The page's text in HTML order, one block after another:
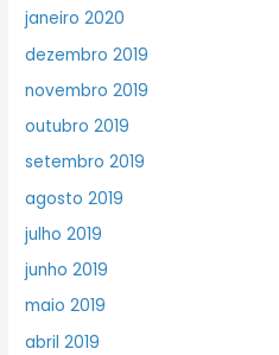
janeiro 2020
dezembro 2019
novembro 2019
outubro 2019
setembro 2019
agosto 2019
julho 2019
junho 2019
maio 2019
abril 2019